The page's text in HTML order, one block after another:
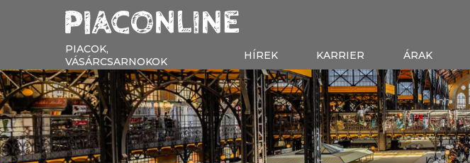
PIACOK,
VÁSÁRCSARNOKOK
HÍREK KARRIER ÁRAK